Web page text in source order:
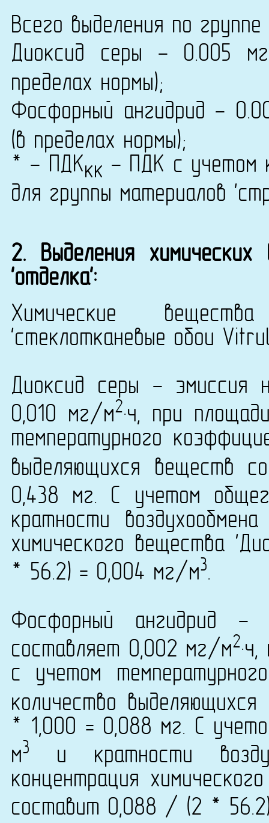
Всего выделения по
Диоксид серы - 0.005
пределах нормы);
Фосфорный ангидрид -
(в пределах нормы);
* - ПДКкк - ПДК с учетом
для группы материалов
2. Выделения
'отделка':
Химические
'стеклотканевые обои
Диоксид серы - эмиссия
0,010 мг/м2·ч, при
температурного
выделяющихся веществ
0,438 мг. С учетом
кратности
химического вещества
* 56.2) = 0,004 мг/м3.
Фосфорный ангидрид -
составляет 0,002 мг/м2
с учетом
количество
* 1,000 = 0,088 мг. С
м3
и кратности
концентрация
составит 0,088 / (2 *